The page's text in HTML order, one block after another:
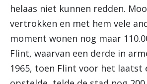
helaas niet kunnen redden.
vertrokken en met hem vele
moment wonen nog maar
Flint, waarvan een derde in
1965, toen Flint voor het laatst